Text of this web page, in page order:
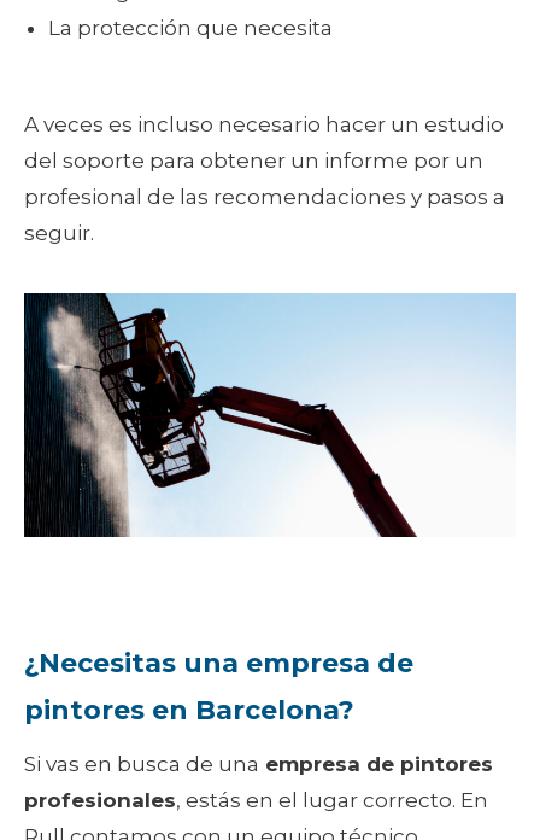
La protección que necesita
A veces es incluso necesario hacer un estudio
del soporte para obtener un informe por un
profesional de las recomendaciones y pasos a
seguir.
¿Necesitas una empresa de
pintores en Barcelona?
Si vas en busca de una empresa de pintores
profesionales, estás en el lugar correcto. En